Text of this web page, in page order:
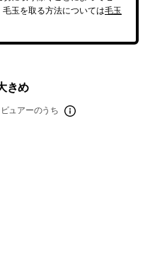
玉を取る方法については毛玉
きめ
ュアーのうち